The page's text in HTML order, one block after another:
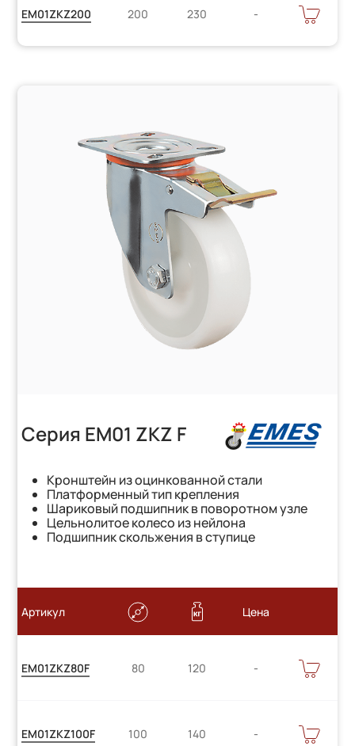
EM01ZKZ200 200 230
В
КОРЗИНУ
Серия EM01 ZKZ F
Кронштейн из оцинкованной стали
Платформенный тип крепления
Шариковый подшипник в поворотном узле
Цельнолитое колесо из нейлона
Подшипник скольжения в ступице
Артикул Цена
EM01ZKZ80F 80 120
В
КОРЗИНУ
EM01ZKZ100F 100 140
В
КОРЗИНУ